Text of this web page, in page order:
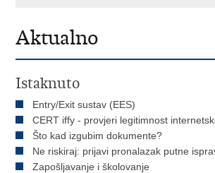
Aktualno
Istaknuto
Entry/Exit sustav (EES)
CERT iffy - provjeri legitimnost
Što kad izgubim dokumente?
Ne riskiraj: prijavi pronalazak putne
Zapošljavanje i školovanje